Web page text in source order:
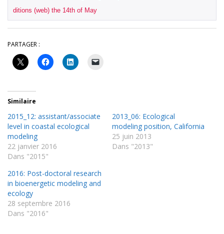
ditions (web) the 14th of May
PARTAGER :
Similaire
2015_12: assistant/associate
level in coastal ecological
modeling
22 janvier 2016
Dans "2015"
2013_06: Ecological
modeling position, California
25 juin 2013
Dans "2013"
2016: Post-doctoral research
in bioenergetic modeling and
ecology
28 septembre 2016
Dans "2016"